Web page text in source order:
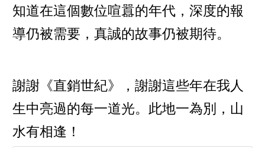
知道在這個數位喧囂的年代，深度的報
導仍被需要，真誠的故事仍被期待。
謝謝《直銷世紀》，謝謝這些年在我人
生中亮過的每一道光。此地一為別，山
水有相逢！